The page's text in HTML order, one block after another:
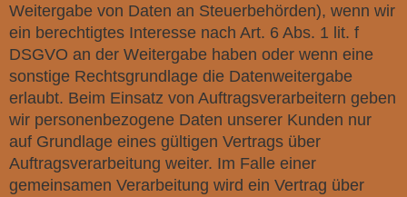
Weitergabe von Daten an Steuerbehörden), wenn wir
ein berechtigtes Interesse nach Art. 6 Abs. 1 lit. f
DSGVO an der Weitergabe haben oder wenn eine
sonstige Rechtsgrundlage die Datenweitergabe
erlaubt. Beim Einsatz von Auftragsverarbeitern geben
wir personenbezogene Daten unserer Kunden nur
auf Grundlage eines gültigen Vertrags über
Auftragsverarbeitung weiter. Im Falle einer
gemeinsamen Verarbeitung wird ein Vertrag über